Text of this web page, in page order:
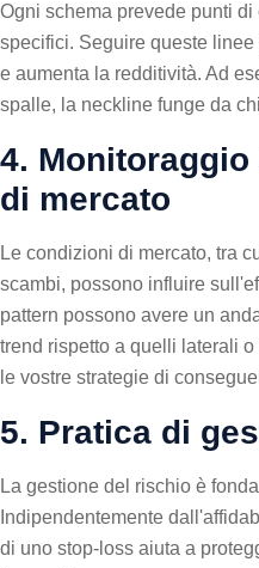
Ogni schema prevede punti
specifici. Seguire queste
e aumenta la redditività. Ad
spalle, la neckline funge da
4.
di mercato
Le condizioni di mercato, tra
scambi, possono influire
pattern possono avere un
trend rispetto a quelli laterali
le vostre strategie di
5. Pratica di
La gestione del rischio è
Indipendentemente
di uno stop-loss aiuta a